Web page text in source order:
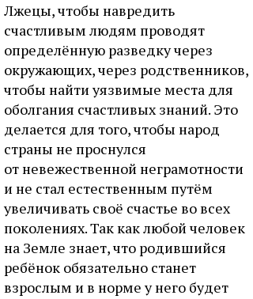
Лжецы, чтобы навредить
счастливым людям проводят
определённую разведку через
окружающих, через родственников,
чтобы найти уязвимые места для
оболгания счастливых знаний. Это
делается для того, чтобы народ
страны не проснулся
от невежественной неграмотности
и не стал естественным путём
увеличивать своё счастье во всех
поколениях. Так как любой человек
на Земле знает, что родившийся
ребёнок обязательно станет
взрослым и в норме у него будет